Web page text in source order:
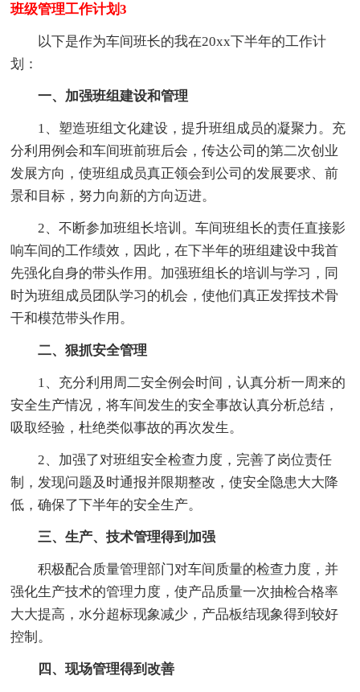
班级管理工作计划3
以下是作为车间班长的我在20xx下半年的工作计
划：
一、加强班组建设和管理
1、塑造班组文化建设，提升班组成员的凝聚力。充
分利用例会和车间班前班后会，传达公司的第二次创业
发展方向，使班组成员真正领会到公司的发展要求、前
景和目标，努力向新的方向迈进。
2、不断参加班组长培训。车间班组长的责任直接影
响车间的工作绩效，因此，在下半年的班组建设中我首
先强化自身的带头作用。加强班组长的培训与学习，同
时为班组成员团队学习的机会，使他们真正发挥技术骨
干和模范带头作用。
二、狠抓安全管理
1、充分利用周二安全例会时间，认真分析一周来的
安全生产情况，将车间发生的安全事故认真分析总结，
吸取经验，杜绝类似事故的再次发生。
2、加强了对班组安全检查力度，完善了岗位责任
制，发现问题及时通报并限期整改，使安全隐患大大降
低，确保了下半年的安全生产。
三、生产、技术管理得到加强
积极配合质量管理部门对车间质量的检查力度，并
强化生产技术的管理力度，使产品质量一次抽检合格率
大大提高，水分超标现象减少，产品板结现象得到较好
控制。
四、现场管理得到改善